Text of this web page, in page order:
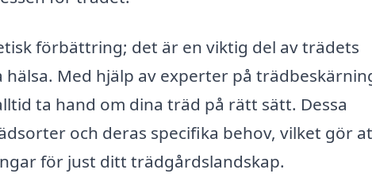
förbättring; det är en viktig del av trädets
Med hjälp av experter på
ta hand om dina träd på rätt sätt. Dessa
och deras specifika behov, vilket gör
för just ditt trädgårdslandskap.